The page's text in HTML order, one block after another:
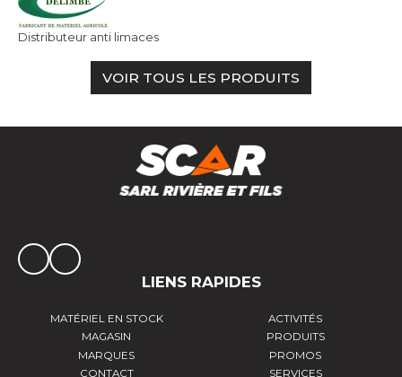
Distributeur anti limaces
VOIR TOUS LES PRODUITS
LIENS RAPIDES
MATÉRIEL EN STOCK
ACTIVITÉS
MAGASIN
PRODUITS
MARQUES
PROMOS
CONTACT
SERVICES